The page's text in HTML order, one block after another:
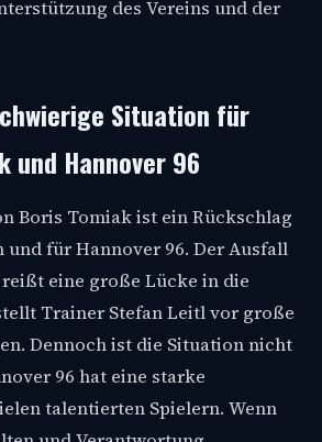
des Vereins und der
Situation für
und Hannover 96
Boris Tomiak ist ein Rückschlag
für Hannover 96. Der Ausfall
eine große Lücke in die
Trainer Stefan Leitl vor große
Dennoch ist die Situation nicht
96 hat eine starke
talentierten Spielern. Wenn